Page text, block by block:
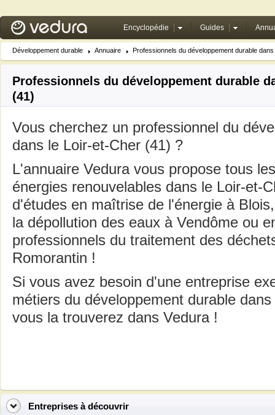
Encyclopédie Guides
Développement durable Annuaire Professionnels du développement durable dans
Professionnels du développement durable
(41)
Vous cherchez un professionnel du
dans le Loir-et-Cher (41) ?
L'annuaire Vedura vous propose tous
énergies renouvelables dans le Loir-et-
d'études en maîtrise de l'énergie à
la dépollution des eaux à Vendôme ou
professionnels du traitement des
Romorantin !
Si vous avez besoin d'une entreprise
métiers du développement durable
vous la trouverez dans Vedura !
Entreprises à découvrir